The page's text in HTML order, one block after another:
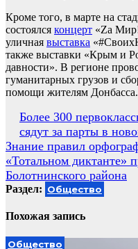
Кроме того, в марте на
состоялся концерт «Zа
уличная выставка
также выставки «Крым и
давности». В регионе
гуманитарных грузов и
помощи жителям Донбасса.
Навигация
по
записям
Более 300
сядут за парты в
Знание правил
«Тотальном диктанте»
Болотнинского района
Раздел: Общество
Похожая запись
Общество